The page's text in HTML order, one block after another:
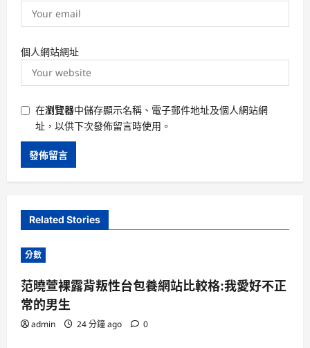
個人網站網址
在瀏覽器中儲存顯示名稱、電子郵件地址及個人網站網
址，以供下次發佈留言時使用。
Related Stories
分數
范曉萱裸露背叛性台包養網站比較格:我愛好不正
常的男生
admin 24 分鐘 ago 0